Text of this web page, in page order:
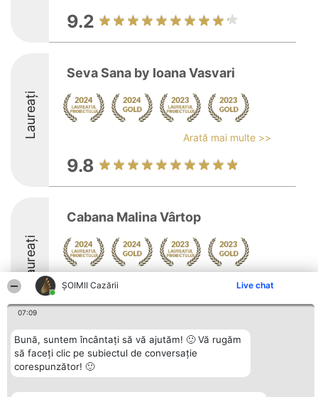
ȘOIMII Cazării Live chat
07:09
Bună, suntem încântați să vă ajutăm! 🙂 Vă rugăm
să faceți clic pe subiectul de conversație
corespunzător! 🙂
9.2
Laureați
Seva Sana by Ioana Vasvari
Arată mai multe >>
9.8
Laureați
Cabana Malina Vârtop
Arată mai multe >>
9.7
Organizator Ranking
BRIGHT SOLUTIONS BR SRL
Aleea Timisul De Sus 2 Bl. A30
Sc. A Et. 4 Ap. 13 Cod 061952
Plebiscyt
Lista Tuturor
Laureaților